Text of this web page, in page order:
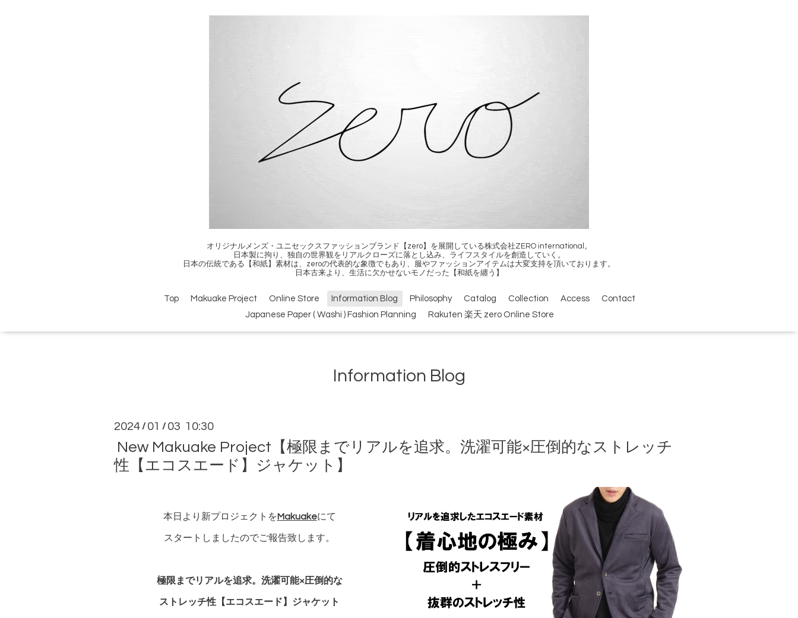
オリジナルメンズ・ユニセックスファッションブランド【zero】を展開している株式会社ZERO international。
日本製に拘り、独自の世界観をリアルクローズに落とし込み、ライフスタイルを創造していく。
日本の伝統である【和紙】素材は、zeroの代表的な象徴でもあり、服やファッションアイテムは大変支持を頂いております。
日本古来より、生活に欠かせないモノだった【和紙を纏う】
Top Makuake Project Online Store Information Blog Philosophy Catalog Collection Access
Contact
Japanese Paper ( Washi ) Fashion Planning
Rakuten 楽天 zero Online Store
Information Blog
2024 / 01 / 03 10:30
New Makuake Project【極限までリアルを追求。洗濯可能×圧倒的なストレッチ
性【エコスエード】ジャケット】
本日より新プロジェクトをMakuakeにて
スタートしましたのでご報告致します。
極限までリアルを追求。洗濯可能×圧倒的な
ストレッチ性【エコスエード】ジャケット